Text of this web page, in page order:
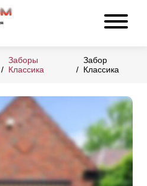
Заборы
Классика
Забор
Классика